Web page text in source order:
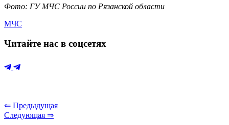
Фото: ГУ МЧС России по Рязанской области
МЧС
Читайте нас в соцсетях
⇐ Предыдущая
Следующая ⇒